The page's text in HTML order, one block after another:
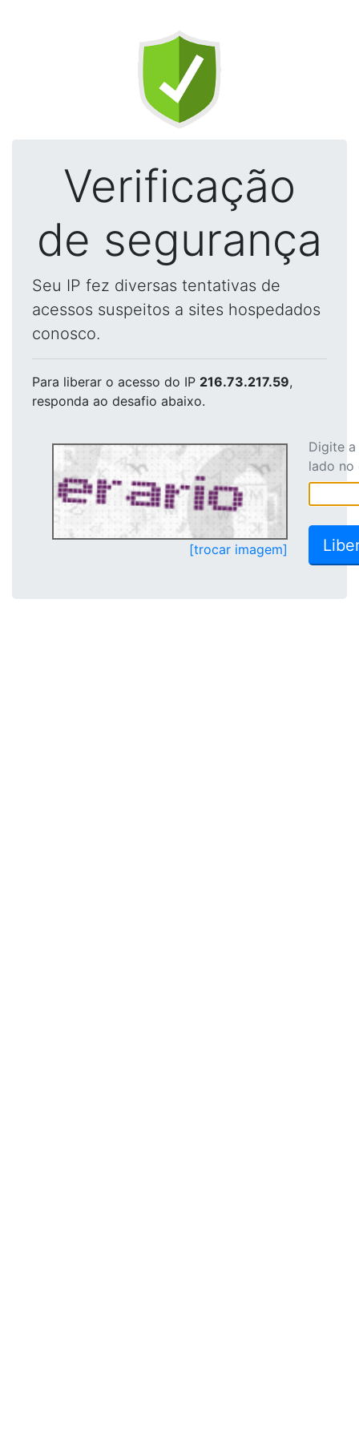
Verificação
de segurança
Seu IP fez diversas tentativas de
acessos suspeitos a sites hospedados
conosco.
Para liberar o acesso do IP 216.73.217.59,
responda ao desafio abaixo.
[trocar imagem]
Digite
lado no